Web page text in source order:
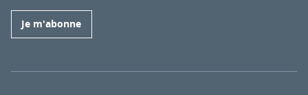
Je m'abonne